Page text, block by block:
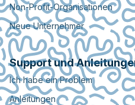
Non-Profit-Organisationen
Neue Unternehmer
Support und
Ich habe ein Problem
Anleitungen